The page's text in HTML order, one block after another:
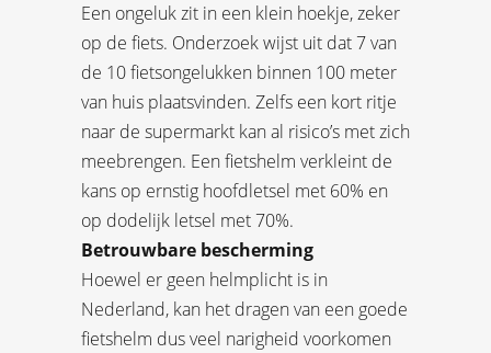
Een ongeluk zit in een klein hoekje, zeker
op de fiets. Onderzoek wijst uit dat 7 van
de 10 fietsongelukken binnen 100 meter
van huis plaatsvinden. Zelfs een kort ritje
naar de supermarkt kan al risico’s met zich
meebrengen. Een fietshelm verkleint de
kans op ernstig hoofdletsel met 60% en
op dodelijk letsel met 70%.
Betrouwbare bescherming
Hoewel er geen helmplicht is in
Nederland, kan het dragen van een goede
fietshelm dus veel narigheid voorkomen